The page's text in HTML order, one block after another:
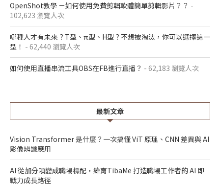
OpenShot教學 －如何使用免費剪輯軟體簡單剪輯影片？？ -
102,623 瀏覽人次
哪種人才有未來？T型、π型、H型？不想被淘汰，你可以選擇這一
型！ - 62,440 瀏覽人次
如何使用直播串流工具OBS在FB進行直播？ - 62,183 瀏覽人次
最新文章
Vision Transformer 是什麼？一次搞懂 ViT 原理、CNN 差異與 AI
影像辨識應用
AI 從加分項變成職場標配，緯育TibaMe 打造職場工作者的 AI 即
戰力成長路徑